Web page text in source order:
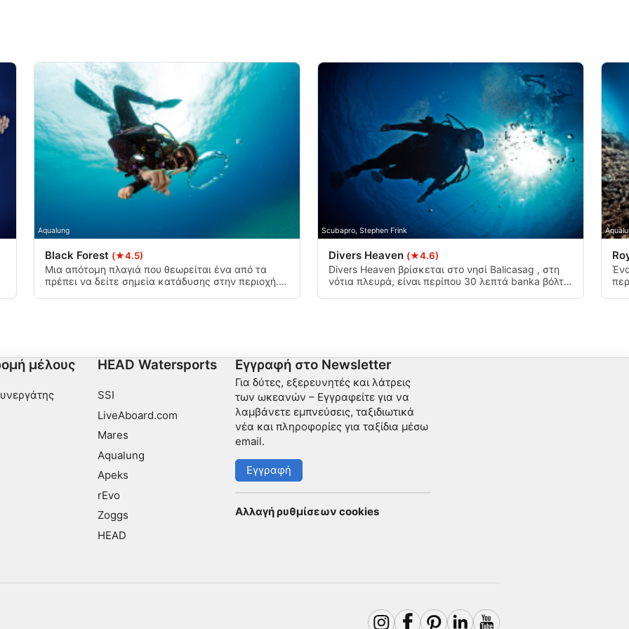
Aqualung
Black Forest (★4.5)
Μια απότομη πλαγιά που θεωρείται ένα από τα
πρέπει να δείτε σημεία κατάδυσης στην περιοχή.
Scubapro, Stephen Frink
Divers Heaven (★4.6)
Divers Heaven βρίσκεται στο νησί Balicasag , στη
νότια πλευρά, είναι περίπου 30 λεπτά banka βόλτα
μέλους HEAD Watersports
SSI
LiveAboard.com
Mares
Aqualung
Apeks
rEvo
Zoggs
HEAD
Εγγραφή στο Newsletter
Για δύτες, εξερευνητές και λάτρεις
των ωκεανών – Εγγραφείτε για να
λαμβάνετε εμπνεύσεις, ταξιδιωτικά
νέα και πληροφορίες για ταξίδια μέσω
email.
Εγγραφή
Αλλαγή ρυθμίσεων cookies
δεδομένων από